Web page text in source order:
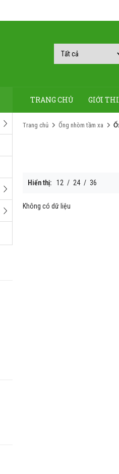
TRANG CHỦ GIỚI
Trang chủ Ống nhòm tầm xa
Hiển thị: 12 / 24 / 36
Không có dữ liệu